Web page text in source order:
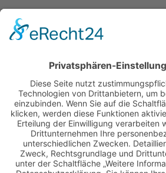
Johannisthal 1
D-92670 Windischeschenbach
+49 (0)9681 / 40 01 5-0
+49 (0)9681 / 40 01 5-10
kontakt(at)haus-johannisthal.de
Anfahrt planen